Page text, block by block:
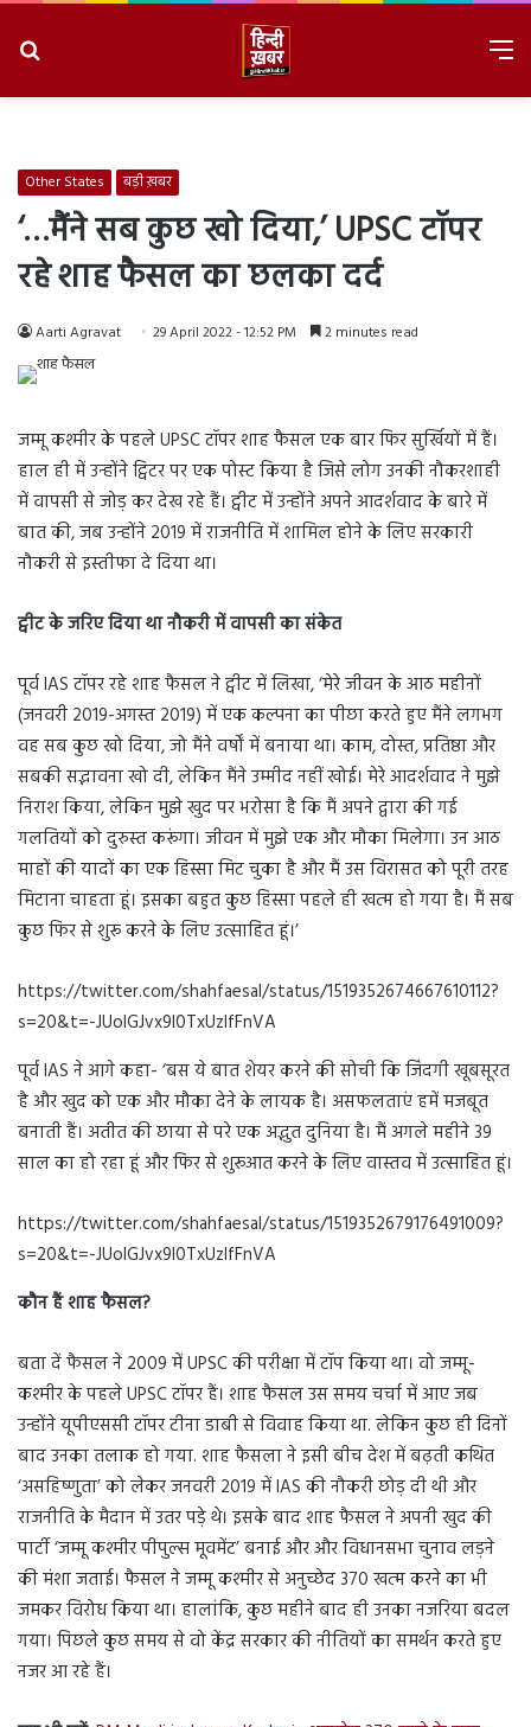
Other States बड़ी ख़बर
‘…मैंने सब कुछ खो दिया,’ UPSC टॉपर
रहे शाह फैसल का छलका दर्द
Aarti Agravat 29 April 2022 - 12:52 PM 2 minutes read
जम्मू कश्मीर के पहले UPSC टॉपर शाह फैसल एक बार फिर सुर्खियों में हैं।
हाल ही में उन्होंने ट्विटर पर एक पोस्ट किया है जिसे लोग उनकी नौकरशाही
में वापसी से जोड़ कर देख रहे हैं। ट्वीट में उन्होंने अपने आदर्शवाद के बारे में
बात की, जब उन्होंने 2019 में राजनीति में शामिल होने के लिए सरकारी
नौकरी से इस्तीफा दे दिया था।
ट्वीट के जरिए दिया था नौकरी में वापसी का संकेत
पूर्व IAS टॉपर रहे शाह फैसल ने ट्वीट में लिखा, ‘मेरे जीवन के आठ महीनों
(जनवरी 2019-अगस्त 2019) में एक कल्पना का पीछा करते हुए मैंने लगभग
वह सब कुछ खो दिया, जो मैंने वर्षों में बनाया था। काम, दोस्त, प्रतिष्ठा और
सबकी सद्भावना खो दी, लेकिन मैंने उम्मीद नहीं खोई। मेरे आदर्शवाद ने मुझे
निराश किया, लेकिन मुझे खुद पर भरोसा है कि मैं अपने द्वारा की गई
गलतियों को दुरुस्त करूंगा। जीवन में मुझे एक और मौका मिलेगा। उन आठ
माहों की यादों का एक हिस्सा मिट चुका है और मैं उस विरासत को पूरी तरह
मिटाना चाहता हूं। इसका बहुत कुछ हिस्सा पहले ही खत्म हो गया है। मैं सब
कुछ फिर से शुरू करने के लिए उत्साहित हूं।’
https://twitter.com/shahfaesal/status/1519352674667610112?
s=20&t=-JUoIGJvx9l0TxUzlfFnVA
पूर्व IAS ने आगे कहा- ‘बस ये बात शेयर करने की सोची कि जिंदगी खूबसूरत
है और खुद को एक और मौका देने के लायक है। असफलताएं हमें मजबूत
बनाती हैं। अतीत की छाया से परे एक अद्भुत दुनिया है। मैं अगले महीने 39
साल का हो रहा हूं और फिर से शुरूआत करने के लिए वास्तव में उत्साहित हूं।
https://twitter.com/shahfaesal/status/1519352679176491009?
s=20&t=-JUoIGJvx9l0TxUzlfFnVA
कौन हैं शाह फैसल?
बता दें फैसल ने 2009 में UPSC की परीक्षा में टॉप किया था। वो जम्मू-
कश्मीर के पहले UPSC टॉपर हैं। शाह फैसल उस समय चर्चा में आए जब
उन्होंने यूपीएससी टॉपर टीना डाबी से विवाह किया था. लेकिन कुछ ही दिनों
बाद उनका तलाक हो गया. शाह फैसला ने इसी बीच देश में बढ़ती कथित
‘असहिष्णुता’ को लेकर जनवरी 2019 में IAS की नौकरी छोड़ दी थी और
राजनीति के मैदान में उतर पड़े थे। इसके बाद शाह फैसल ने अपनी खुद की
पार्टी ‘जम्मू कश्मीर पीपुल्स मूवमेंट’ बनाई और और विधानसभा चुनाव लड़ने
की मंशा जताई। फैसल ने जम्मू कश्मीर से अनुच्छेद 370 खत्म करने का भी
जमकर विरोध किया था। हालांकि, कुछ महीने बाद ही उनका नजरिया बदल
गया। पिछले कुछ समय से वो केंद्र सरकार की नीतियों का समर्थन करते हुए
नजर आ रहे हैं।